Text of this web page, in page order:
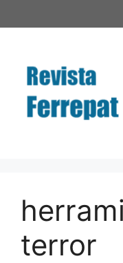
al
terror